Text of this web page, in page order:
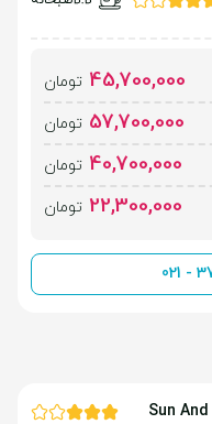
45,700,000 تومان
57,700,000 تومان
40,700,000 تومان
22,300,000 تومان
021 -
Sun